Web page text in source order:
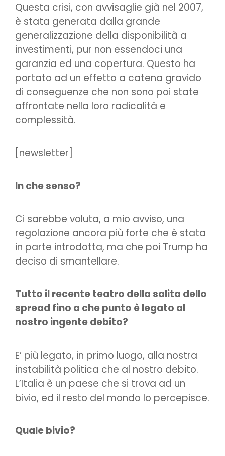
Questa crisi, con avvisaglie già nel 2007,
è stata generata dalla grande
generalizzazione della disponibilità a
investimenti, pur non essendoci una
garanzia ed una copertura. Questo ha
portato ad un effetto a catena gravido
di conseguenze che non sono poi state
affrontate nella loro radicalità e
complessità.
[newsletter]
In che senso?
Ci sarebbe voluta, a mio avviso, una
regolazione ancora più forte che è stata
in parte introdotta, ma che poi Trump ha
deciso di smantellare.
Tutto il recente teatro della salita dello
spread fino a che punto è legato al
nostro ingente debito?
E’ più legato, in primo luogo, alla nostra
instabilità politica che al nostro debito.
L’Italia è un paese che si trova ad un
bivio, ed il resto del mondo lo percepisce.
Quale bivio?